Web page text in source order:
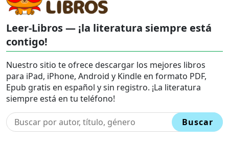
Leer-Libros — ¡la literatura siempre está
contigo!
Nuestro sitio te ofrece descargar los mejores libros
para iPad, iPhone, Android y Kindle en formato PDF,
Epub gratis en español y sin registro. ¡La literatura
siempre está en tu teléfono!
Buscar